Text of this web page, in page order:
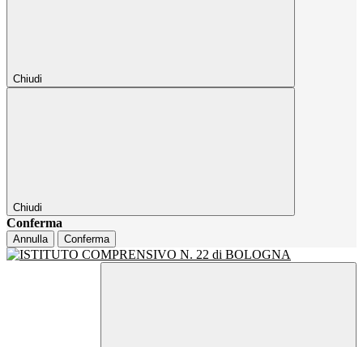
Chiudi
Chiudi
Conferma
Annulla Conferma